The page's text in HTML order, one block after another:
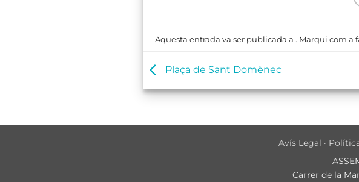
Aquesta entrada va ser publicada a . Marqui com a
Plaça de Sant Domènec
Avís Legal ·
Carrer de la